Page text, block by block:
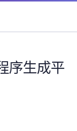
序生成平